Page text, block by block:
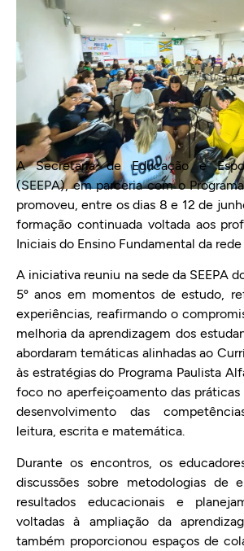
A Secretaria de Educação e
(SEEPA), em parceria com o
promoveu, entre os dias 8 e 12 de
formação continuada voltada aos
Iniciais do Ensino Fundamental da
A iniciativa reuniu na sede da SEEPA
5º anos em momentos de estudo,
experiências, reafirmando o
melhoria da aprendizagem dos
abordaram temáticas alinhadas ao
às estratégias do Programa Paulista
foco no aperfeiçoamento das práticas
desenvolvimento das
leitura, escrita e matemática.
Durante os encontros, os
discussões sobre metodologias de
resultados educacionais e
voltadas à ampliação da
também proporcionou espaços de